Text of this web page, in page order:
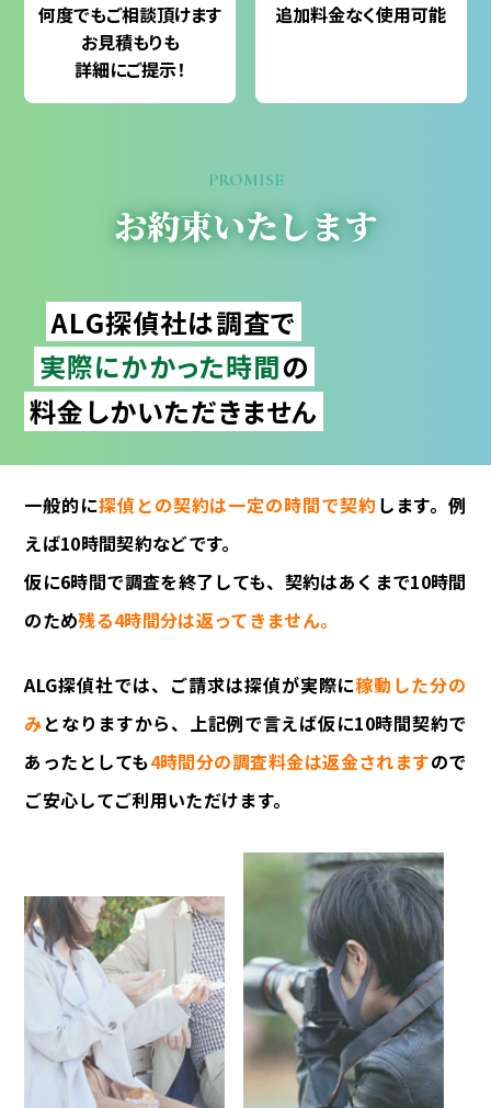
何度でもご相談頂けます
お見積もりも
詳細にご提示！
追加料金なく使用可能
お約束いたします
ALG探偵社は調査で
実際にかかった時間の
料金しかいただきません
一般的に探偵との契約は一定の時間で契約 します。例
えば10時間契約などです。
仮に6時間で調査を終了しても、契約はあくまで10時間
のため残る4時間分は返ってきません。
ALG探偵社では、ご請求は探偵が実際に稼動した分の
みとなりますから、上記例で言えば仮に10時間契約で
あったとしても4時間分の調査料金は返金されますので
ご安心してご利用いただけます。